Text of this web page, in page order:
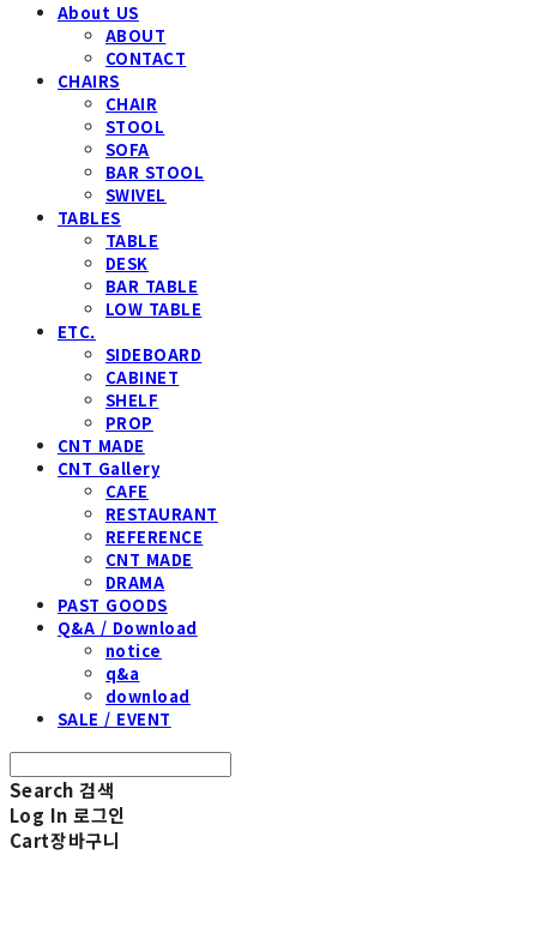
About US
ABOUT
CONTACT
CHAIRS
CHAIR
STOOL
SOFA
BAR STOOL
SWIVEL
TABLES
TABLE
DESK
BAR TABLE
LOW TABLE
ETC.
SIDEBOARD
CABINET
SHELF
PROP
CNT MADE
CNT Gallery
CAFE
RESTAURANT
REFERENCE
CNT MADE
DRAMA
PAST GOODS
Q&A / Download
notice
q&a
download
SALE / EVENT
Search 검색
Log In 로그인
Cart장바구니